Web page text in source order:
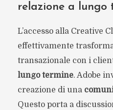
relazione a lungo
L’accesso alla Creative
effettivamente
transazionale con i
lungo termine. Adobe
creazione di una
Questo porta a